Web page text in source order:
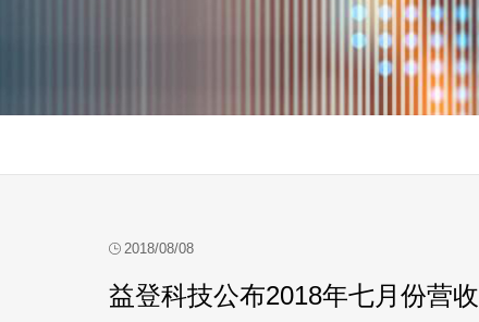
2018/08/08
益登科技公布2018年七月份营收